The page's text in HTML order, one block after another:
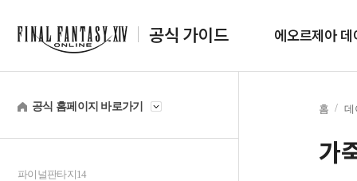
공식 가이드 에오르제아
공식 홈페이지 바로가기
파이널판타지14
홈 데
가